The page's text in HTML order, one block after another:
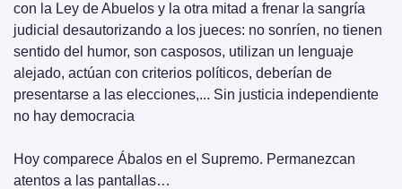
con la Ley de Abuelos y la otra mitad a frenar la sangría
judicial desautorizando a los jueces: no sonríen, no tienen
sentido del humor, son casposos, utilizan un lenguaje
alejado, actúan con criterios políticos, deberían de
presentarse a las elecciones,... Sin justicia independiente
no hay democracia
Hoy comparece Ábalos en el Supremo. Permanezcan
atentos a las pantallas…